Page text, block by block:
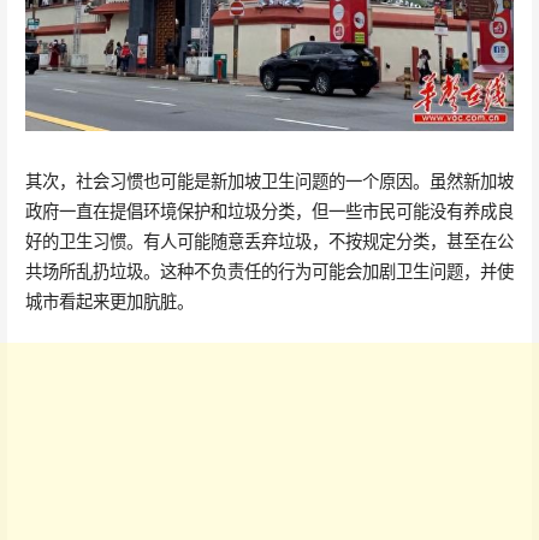
其次，社会习惯也可能是新加坡卫生问题的一个原因。虽然新加坡
政府一直在提倡环境保护和垃圾分类，但一些市民可能没有养成良
好的卫生习惯。有人可能随意丢弃垃圾，不按规定分类，甚至在公
共场所乱扔垃圾。这种不负责任的行为可能会加剧卫生问题，并使
城市看起来更加肮脏。